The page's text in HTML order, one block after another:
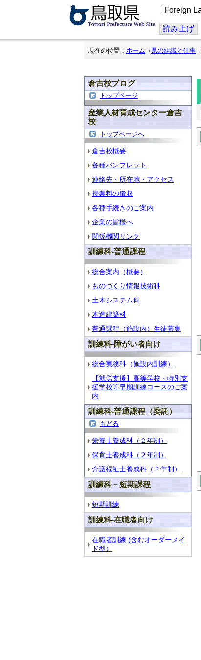
こ
の
ジ
を
翻
読み上げ
現在の位置： ホーム 県の組織と仕事
倉吉校ブログ
トップページ
産業人材育成センター倉吉
校
トップページへ
倉吉校概要
各種パンフレット
連絡先・所在地・アクセス
授業料の徴収
各種手続きのご案内
企業の皆様へ
関係機関リンク
訓練科-普通課程
総合案内（概要）
ものづくり情報技術科
土木システム科
木造建築科
普通課程（施設内）生徒募集
訓練科-障がい者向け
総合実務科（施設内訓練）
【就労支援】高等学校・特別支
援学校等早期訓練コースのご案
内
訓練科-普通課程（委託）
もどる
栄養士養成科（２年制）
保育士養成科（２年制）
介護福祉士養成科（２年制）
訓練科－短期課程
短期訓練
訓練科-在職者向け
在職者訓練 (含むオーダーメイ
ド型）